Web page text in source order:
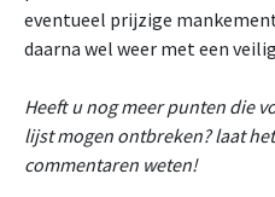
eventueel prijzige
daarna wel weer met een
Heeft u nog meer punten die
lijst mogen ontbreken? laat
commentaren weten!